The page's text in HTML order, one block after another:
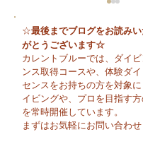
🌈 海の上に広が
☆最後までブログをお読み
がとうございます☆
カレントブルーでは、ダイ
ンス取得コースや、体験ダ
センスをお持ちの方を対象
イビングや、プロを目指す
を常時開催しています。
まずはお気軽にお問い合わせ